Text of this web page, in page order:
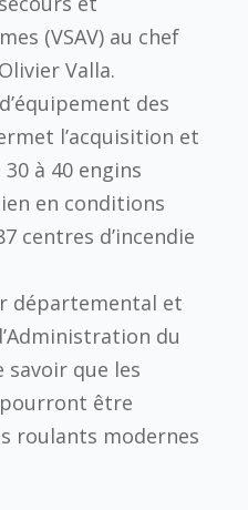
(VSAV) au chef
Valla.
des
l’acquisition et
à 40 engins
en conditions
centres d’incendie
départemental et
du
savoir que les
être
roulants modernes